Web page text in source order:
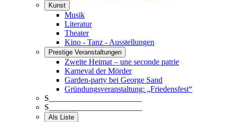
Kunst
Musik
Literatur
Theater
Kino - Tanz - Ausstellungen
Prestige Veranstaltungen
Zweite Heimat – une seconde patrie
Karneval der Mörder
Garden-party bei George Sand
Gründungsveranstaltung: „Friedensfest“
S_______________________
S_______________________
Als Liste